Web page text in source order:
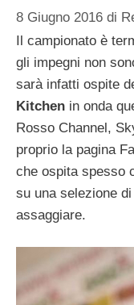
8 Giugno 2016 di
Il campionato è
gli impegni non
sarà infatti ospite
Kitchen in onda
Rosso Channel,
proprio la pagina
che ospita spesso
su una selezione
assaggiare.